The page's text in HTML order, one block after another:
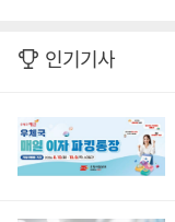
인기기사